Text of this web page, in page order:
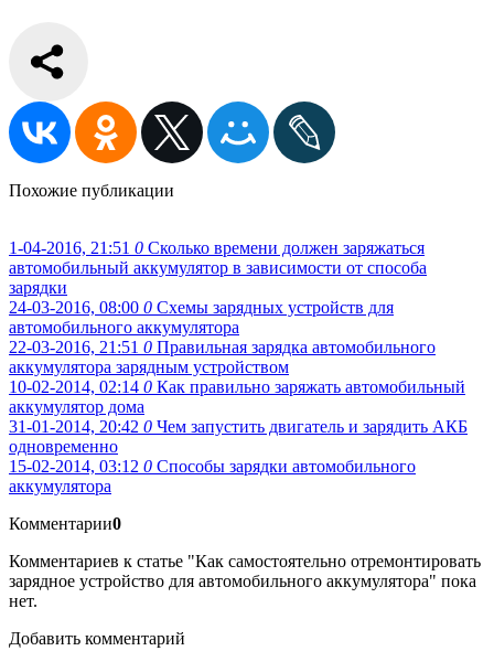
Похожие публикации
1-04-2016, 21:51 0 Сколько времени должен заряжаться
автомобильный аккумулятор в зависимости от способа
зарядки
24-03-2016, 08:00 0 Схемы зарядных устройств для
автомобильного аккумулятора
22-03-2016, 21:51 0 Правильная зарядка автомобильного
аккумулятора зарядным устройством
10-02-2014, 02:14 0 Как правильно заряжать автомобильный
аккумулятор дома
31-01-2014, 20:42 0 Чем запустить двигатель и зарядить АКБ
одновременно
15-02-2014, 03:12 0 Способы зарядки автомобильного
аккумулятора
Комментарии0
Комментариев к статье "Как самостоятельно отремонтировать
зарядное устройство для автомобильного аккумулятора" пока
нет.
Добавить комментарий